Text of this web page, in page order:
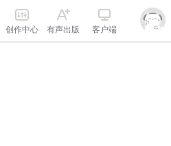
创作中心 有声出版 客户端